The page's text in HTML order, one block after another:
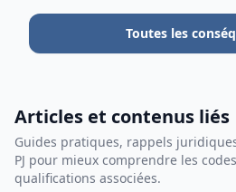
Toutes les
Articles et contenus liés
Guides pratiques, rappels
PJ pour mieux comprendre les
qualifications associées.